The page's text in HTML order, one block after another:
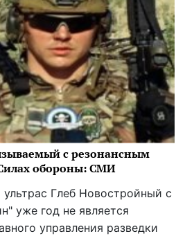
с резонансным
обороны: СМИ
Глеб Новостройный с
уже год не является
управления разведки